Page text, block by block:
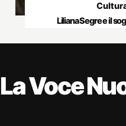
Liliana Segre e il
La Voce